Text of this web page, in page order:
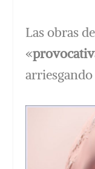
Las obras
«